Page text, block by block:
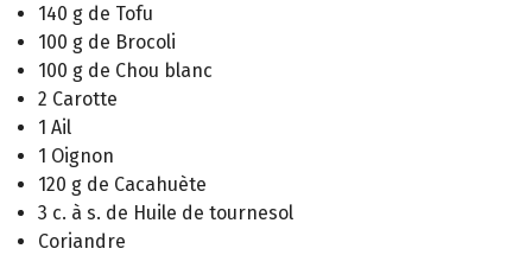
140 g de Tofu
100 g de Brocoli
100 g de Chou blanc
2 Carotte
1 Ail
1 Oignon
120 g de Cacahuète
3 c. à s. de Huile de tournesol
Coriandre